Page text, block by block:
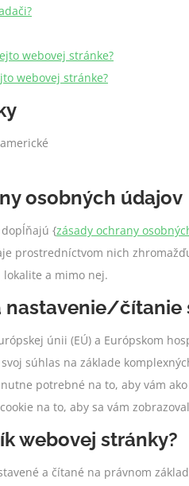
webovej stránke?
webovej stránke?
osobných údajov
dopĺňajú {zásady ochrany
prostredníctvom nich
a mimo nej.
nastavenie/čítanie
únii (EÚ) a Európskom
súhlas na základe
potrebné na to, aby vám
na to, aby sa vám
webovej stránky?
a čítané na právnom